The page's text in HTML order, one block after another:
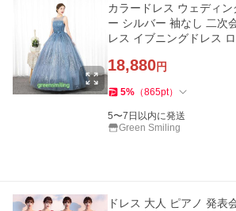
カラードレス ウェディ
ー シルバー 袖なし 二次
レス イブニングドレス
18,880円
5% （865pt）
5〜7日以内に発送
Green Smiling
ドレス 大人 ピアノ 発表